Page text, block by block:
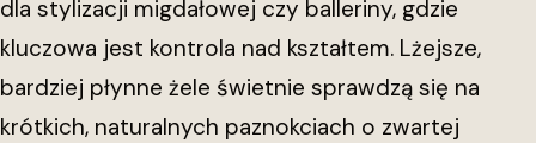
dla stylizacji migdałowej czy balleriny, gdzie
kluczowa jest kontrola nad kształtem. Lżejsze,
bardziej płynne żele świetnie sprawdzą się na
krótkich, naturalnych paznokciach o zwartej